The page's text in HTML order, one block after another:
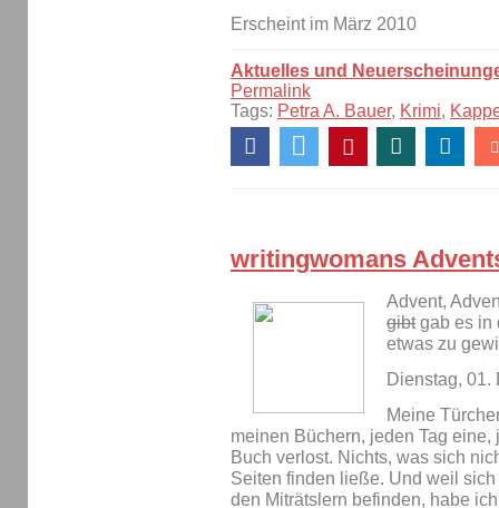
Erscheint im März 2010
Aktuelles und
Permalink
Tags: Petra A. Bauer, Krimi,
writingwomans
Advent,
gibtgab es in
etwas zu
Dienstag, 01.
Meine
meinen Büchern, jeden Tag
Buch verlost. Nichts, was sich
Seiten finden ließe. Und weil
den Miträtslern befinden, habe